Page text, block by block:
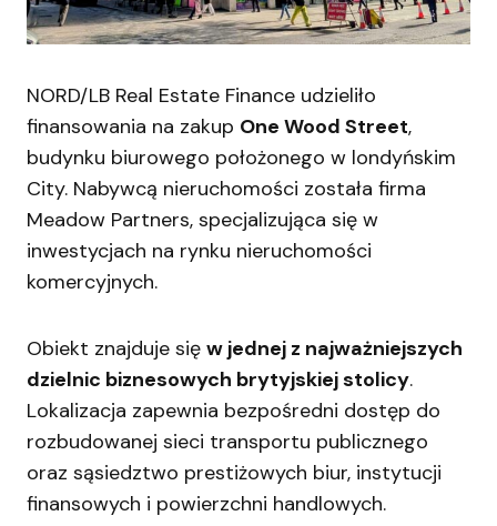
NORD/LB Real Estate Finance udzieliło
finansowania na zakup One Wood Street,
budynku biurowego położonego w londyńskim
City. Nabywcą nieruchomości została firma
Meadow Partners, specjalizująca się w
inwestycjach na rynku nieruchomości
komercyjnych.
Obiekt znajduje się w jednej z najważniejszych
dzielnic biznesowych brytyjskiej stolicy.
Lokalizacja zapewnia bezpośredni dostęp do
rozbudowanej sieci transportu publicznego
oraz sąsiedztwo prestiżowych biur, instytucji
finansowych i powierzchni handlowych.